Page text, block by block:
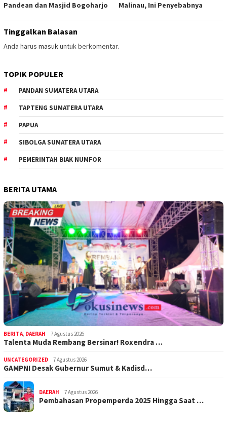
Pandean dan Masjid Bogoharjo
Malinau, Ini Penyebabnya
Tinggalkan Balasan
Anda harus masukuntuk berkomentar.
TOPIK POPULER
PANDAN SUMATERA UTARA
TAPTENG SUMATERA UTARA
PAPUA
SIBOLGA SUMATERA UTARA
PEMERINTAH BIAK NUMFOR
BERITA UTAMA
BERITA, DAERAH 7 Agustus 2026
Talenta Muda Rembang Bersinar! Roxendra …
UNCATEGORIZED 7 Agustus 2026
GAMPNI Desak Gubernur Sumut & Kadisd…
DAERAH 7 Agustus 2026
Pembahasan Propemperda 2025 Hingga Saat …